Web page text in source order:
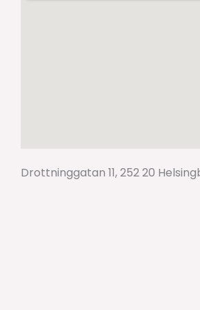
Drottninggatan 11, 252 20